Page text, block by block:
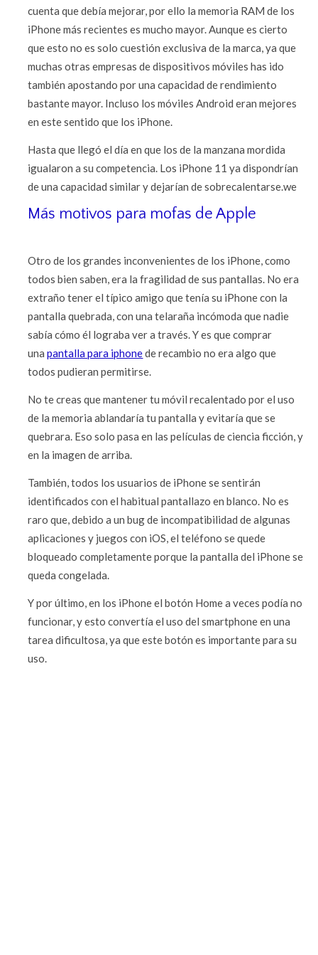
cuenta que debía mejorar, por ello la memoria RAM de los
iPhone más recientes es mucho mayor. Aunque es cierto
que esto no es solo cuestión exclusiva de la marca, ya que
muchas otras empresas de dispositivos móviles has ido
también apostando por una capacidad de rendimiento
bastante mayor. Incluso los móviles Android eran mejores
en este sentido que los iPhone.
Hasta que llegó el día en que los de la manzana mordida
igualaron a su competencia. Los iPhone 11 ya dispondrían
de una capacidad similar y dejarían de sobrecalentarse.we
Más motivos para mofas de Apple
Otro de los grandes inconvenientes de los iPhone, como
todos bien saben, era la fragilidad de sus pantallas. No era
extraño tener el típico amigo que tenía su iPhone con la
pantalla quebrada, con una telaraña incómoda que nadie
sabía cómo él lograba ver a través. Y es que comprar
unapantalla para iphonede recambio no era algo que
todos pudieran permitirse.
No te creas que mantener tu móvil recalentado por el uso
de la memoria ablandaría tu pantalla y evitaría que se
quebrara. Eso solo pasa en las películas de ciencia ficción, y
en la imagen de arriba.
También, todos los usuarios de iPhone se sentirán
identificados con el habitual pantallazo en blanco. No es
raro que, debido a un bug de incompatibilidad de algunas
aplicaciones y juegos con iOS, el teléfono se quede
bloqueado completamente porque la pantalla del iPhone se
queda congelada.
Y por último, en los iPhone el botón Home a veces podía no
funcionar, y esto convertía el uso del smartphone en una
tarea dificultosa, ya que este botón es importante para su
uso.